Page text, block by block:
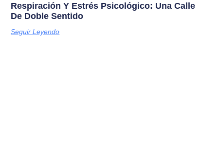
Respiración Y Estrés Psicológico: Una Calle
De Doble Sentido
Seguir Leyendo